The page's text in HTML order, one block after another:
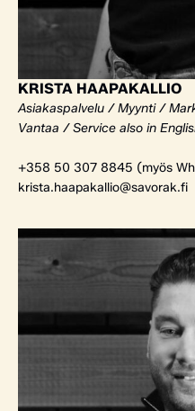
KRISTA HAAPAKALLIO
Asiakaspalvelu / Myynti /
Vantaa / Service also in
+358 50 307 8845 (myös
krista.haapakallio@savorak.fi